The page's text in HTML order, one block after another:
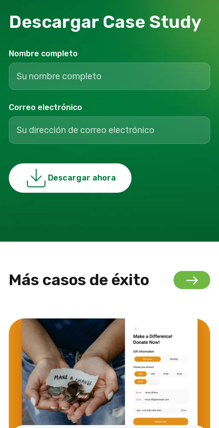
Descargar Case Study
Nombre completo
Correo electrónico
Descargar ahora
Más casos de éxito